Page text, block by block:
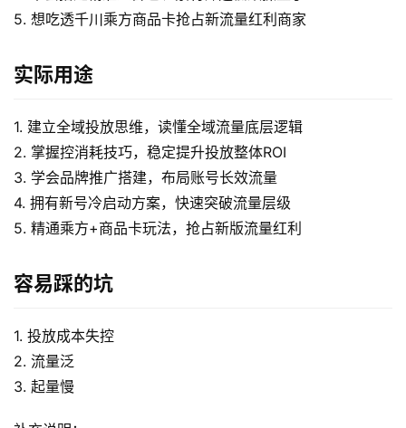
首
页
网
创
讯
5. 想吃透千川乘方商品卡抢占新流量红利商家
实际用途
1. 建立全域投放思维，读懂全域流量底层逻辑
2. 掌握控消耗技巧，稳定提升投放整体ROI
3. 学会品牌推广搭建，布局账号长效流量
4. 拥有新号冷启动方案，快速突破流量层级
5. 精通乘方+商品卡玩法，抢占新版流量红利
容易踩的坑
1. 投放成本失控
2. 流量泛
3. 起量慢